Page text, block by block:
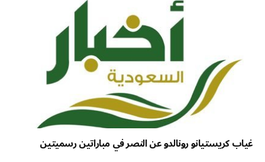
غياب كريستيانو رونالدو عن النصر في مباراتين رسميتين